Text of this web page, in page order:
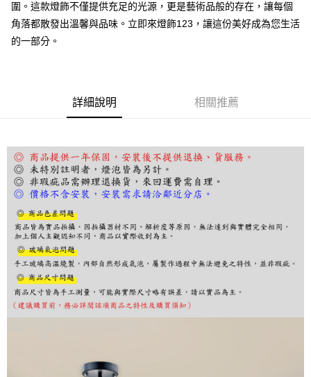
全盈+PAY
AFTEE先享後付
【「AFTEE先享後付」結帳流程】
１．於結帳方式選擇「AFTEE先享後付」後，將跳轉至「AFTEE先享後付」
結帳頁面，進行簡訊認證並確認金額後，即可完成結帳。
２．訂單成立數日內，您將收到繳費通知簡訊。
３．收到繳費通知簡訊後14天內，點擊此簡訊中的連結，可透過四大超商／
ATM／網路銀行／等多元方式進行付款，方視為交易完成。
※ 請注意：結帳手續完成當下不需立刻繳費，但若您需要取消訂單，請聯絡
購買商品的店家。未經商家同意取消之訂單仍視為有效，需透過AFTEE先享
後付繳納相關費用。
※ 交易是否成功請以「AFTEE先享後付 」之結帳頁面顯示為準，若有關於
是否繳費成功／繳費後需取消欲退款等相關疑問，請聯繫「AFTEE先享後付
客戶支援中心」
https://netprotections.freshdesk.com/support/home
權轉讓予恩沛科技股份有限公司。
２．關於個人資料處理事宜，請瀏覽以下網址：
每筆NT$180，滿NT$5,000(含以上)免運費
圍。這款燈飾不僅提供充足的光源，更是藝術品般的存在，讓每個
角落都散發出溫馨與品味。立即來燈飾123，讓這份美好成為您生活
的一部分。
詳細說明 相關推薦